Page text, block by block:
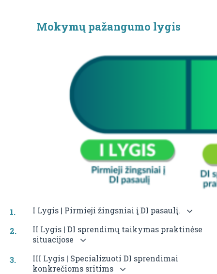
Mokymų pažangumo lygis
I Lygis | Pirmieji žingsniai į DI pasaulį.
II Lygis | DI sprendimų taikymas praktinėse
situacijose
III Lygis | Specializuoti DI sprendimai
konkrečioms sritims